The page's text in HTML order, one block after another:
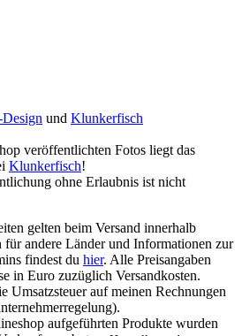
und Klunkerfisch
veröffentlichten Fotos liegt das
Klunkerfisch!
ohne Erlaubnis ist nicht
gelten beim Versand innerhalb
für andere Länder und Informationen zur
findest du hier. Alle Preisangaben
in Euro zuzüglich Versandkosten.
Umsatzsteuer auf meinen Rechnungen
aufgeführten Produkte wurden